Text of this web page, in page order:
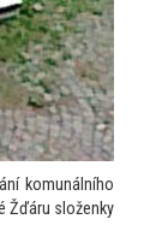
komunálního
Žďáru složenky